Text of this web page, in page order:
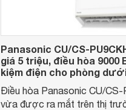
Panasonic CU/CS-
giá 5 triệu, điều hòa 9000
kiệm điện cho phòng
Điều hòa Panasonic CU/
vừa được ra mắt trên thị